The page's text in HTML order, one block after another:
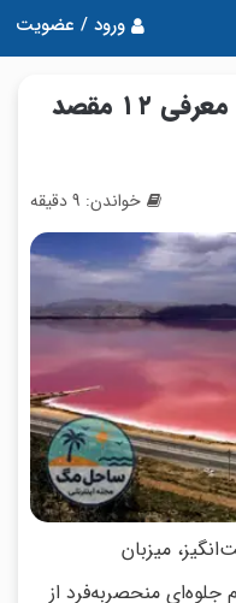
ورود / عضویت
زیباترین دریاچه‌های ایران؛ معرفی ۱۲ مقصد
خواندن: 9 دقیقه
میزبان
منحصربه‌فرد از